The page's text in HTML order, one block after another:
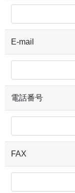
E-mail
電話番号
FAX